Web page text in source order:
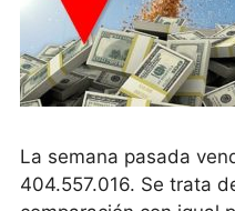
La semana pasada
404.557.016. Se trata